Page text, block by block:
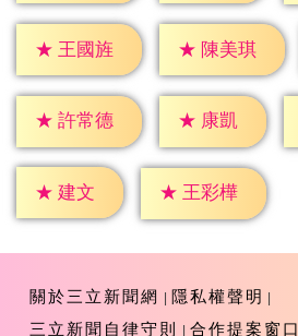
★ 王國旌 ★ 陳美琪
★ 許常德 ★ 康凱
★ 建文 ★ 王彩樺
關於三立新聞網
隱私權聲明
三立新聞自律守則
合作提案窗口